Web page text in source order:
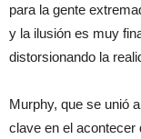
para la gente
y la ilusión es muy
distorsionando la
Murphy, que se unió
clave en el acontecer